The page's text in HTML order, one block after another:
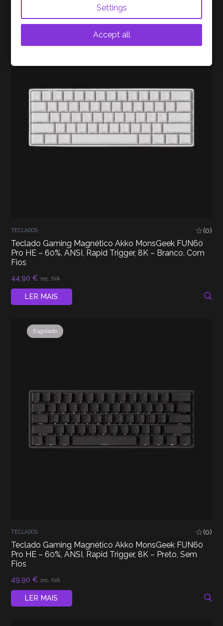
TECLADOS (0)
Teclado Gaming Magnético Akko MonsGeek FUN60
Pro HE – 60%, ANSI, Rapid Trigger, 8K – Branco, Com
Fios
44,90€ inc. IVA
LER MAIS
Esgotado
TECLADOS (0)
Teclado Gaming Magnético Akko MonsGeek FUN60
Pro HE – 60%, ANSI, Rapid Trigger, 8K – Preto, Sem
Fios
49,90€ inc. IVA
LER MAIS
Settings
Accept all